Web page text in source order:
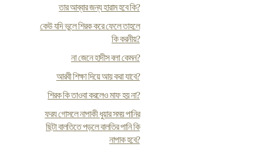
তার আব্বার জন্য হারাম হবে কি?
কেউ যদি ভুলে শিরক করে ফেলে তাহলে
কি করনীয়?
না জেনে হাদীস বলা কেমন?
আরবী শিক্ষা দিয়ে আয় করা যাবে?
শিরক কি তাওবা করলেও মাফ হয় না?
ফর‍য গোসলে নাপাকী ধুয়ার সময় পানির
ছিটা বালতিতে পড়লে বালতির পানি কি
নাপাক হবে?